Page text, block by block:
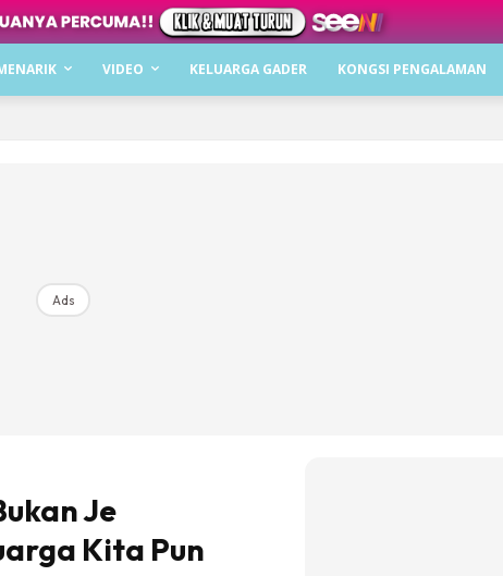
VIDEO KELUARGA GADER KONGSI PENGALAMAN
Ads
Je
Kita Pun